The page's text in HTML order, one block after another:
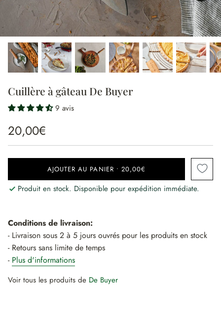
Cuillère à gâteau De Buyer
9 avis
20,00€
AJOUTER AU PANIER • 20,00€
Produit en stock. Disponible pour expédition immédiate.
Conditions de livraison:
- Livraison sous 2 à 5 jours ouvrés pour les produits en stock
- Retours sans limite de temps
- Plus d'informations
Voir tous les produits de De Buyer